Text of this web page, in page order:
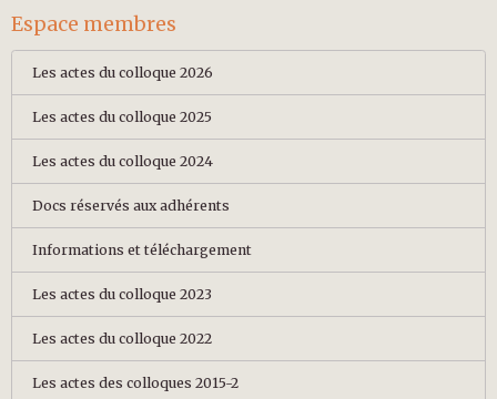
Espace membres
Les actes du colloque 2026
Les actes du colloque 2025
Les actes du colloque 2024
Docs réservés aux adhérents
Informations et téléchargement
Les actes du colloque 2023
Les actes du colloque 2022
Les actes des colloques 2015-2